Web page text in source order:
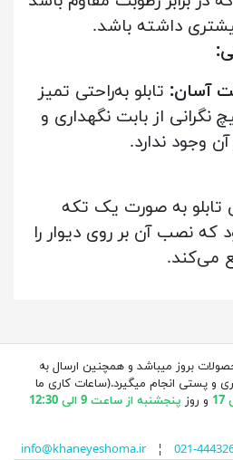
داشته باشد.
آسان: تابلو به‌راحتی تمیز
از بابت نگهداری و
وجود ندارد.
تابلو به صورت یک تکه
نصب آن بر روی دیوار را
می‌کند.
بروز میباشد و همچنین ارسال به
و پستی انجام میگیرد.(ساعات کاری ما
و روز پنجشنبه از ساعت 9 الی 12:30
info@khaneyeshoma.ir¦ 021-